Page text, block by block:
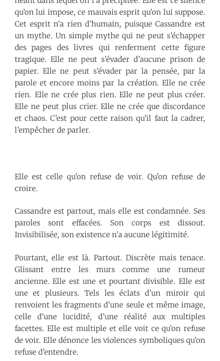
qu’on lui impose, ce mauvais esprit qu’on lui suppose.
Cet esprit n’a rien d’humain, puisque Cassandre est
un mythe. Un simple mythe qui ne peut s’échapper
des pages des livres qui renferment cette figure
tragique. Elle ne peut s’évader d’aucune prison de
papier. Elle ne peut s’évader par la pensée, par la
parole et encore moins par la création. Elle ne crée
rien. Elle ne crée plus rien. Elle ne peut plus créer.
Elle ne peut plus crier. Elle ne crée que discordance
et chaos. C’est pour cette raison qu’il faut la cadrer,
l’empêcher de parler.
Elle est celle qu’on refuse de voir. Qu’on refuse de
croire.
Cassandre est partout, mais elle est condamnée. Ses
paroles sont effacées. Son corps est dissout.
Invisibilisée, son existence n’a aucune légitimité.
Pourtant, elle est là. Partout. Discrète mais tenace.
Glissant entre les murs comme une rumeur
ancienne. Elle est une et pourtant divisible. Elle est
une et plusieurs. Tels les éclats d’un miroir qui
renvoient les fragments d’une seule et même image,
celle d’une lucidité, d’une réalité aux multiples
facettes. Elle est multiple et elle voit ce qu’on refuse
de voir. Elle dénonce les violences symboliques qu’on
refuse d’entendre.